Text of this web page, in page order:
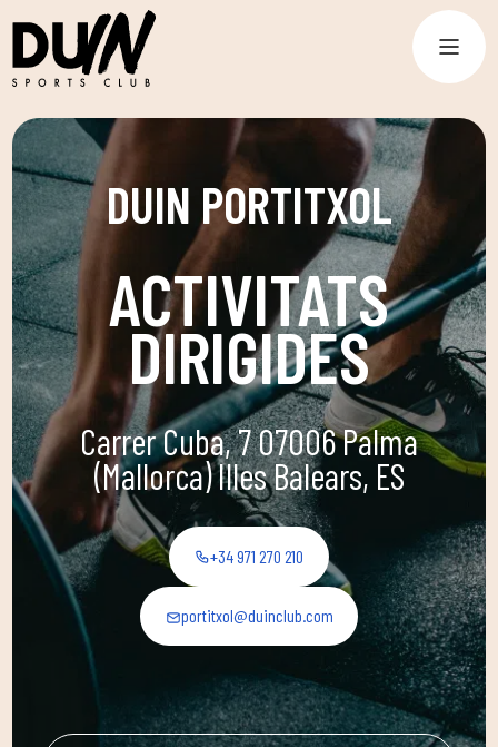
DUIN PORTITXOL
ACTIVITATS
DIRIGIDES
Carrer Cuba, 7 07006 Palma
(Mallorca) Illes Balears, ES
+34 971 270 210
portitxol@duinclub.com